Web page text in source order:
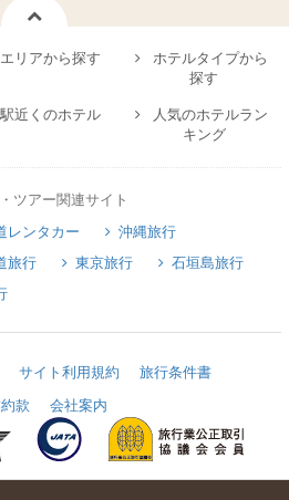
エリアから探す
ホテルタイプから
探す
駅近くのホテル
人気のホテルラン
キング
ツアー関連サイト
レンタカー
沖縄旅行
旅行 東京旅行
石垣島旅行
サイト利用規約
旅行条件書
款
会社案内